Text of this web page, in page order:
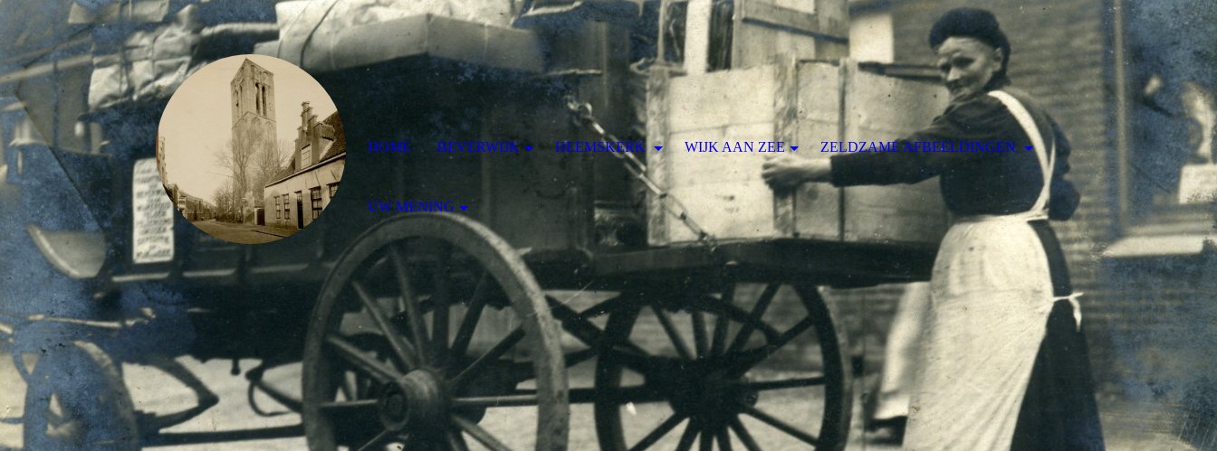
HOME BEVERWIJK HEEMSKERK WIJK AAN ZEE ZELDZAME AFBEELDINGEN
UW MENING